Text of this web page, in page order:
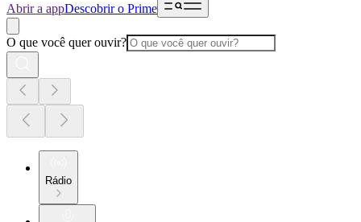
Abrir a appDescobrir o Prime
O que você quer ouvir?
Rádio